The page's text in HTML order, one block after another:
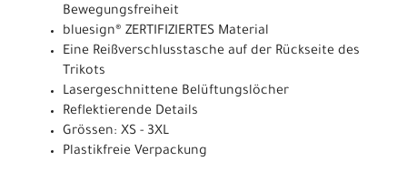
Bewegungsfreiheit
bluesign® ZERTIFIZIERTES Material
Eine Reißverschlusstasche auf der Rückseite des
Trikots
Lasergeschnittene Belüftungslöcher
Reflektierende Details
Grössen: XS - 3XL
Plastikfreie Verpackung